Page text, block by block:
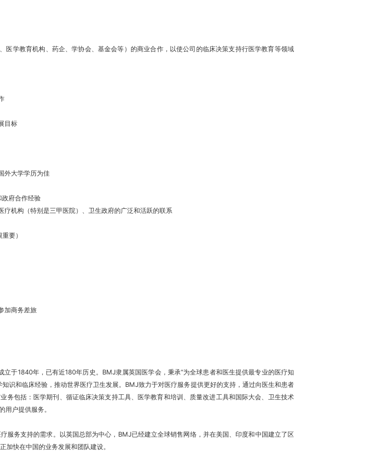
医学教育机构、药企、学协会、基金会等）的商业合作，以使公司的临床决策支持行医学教育等领域
目标
外大学学历为佳
府合作经验
机构（特别是三甲医院）、卫生政府的广泛和活跃的联系
要）
加商务差旅
于1840年，已有近180年历史。BMJ隶属英国医学会，秉承“为全球患者和医生提供最专业的医疗知
识和临床经验，推动世界医疗卫生发展。BMJ致力于对医疗服务提供更好的支持，通过向医生和患者
务包括：医学期刊、循证临床决策支持工具、医学教育和培训、质量改进工具和国际大会、卫生技术
用户提供服务。
服务支持的需求。以英国总部为中心，BMJ已经建立全球销售网络，并在美国、印度和中国建立了区
加快在中国的业务发展和团队建设。